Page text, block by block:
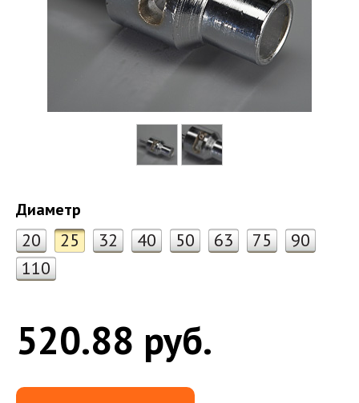
Диаметр
20 25 32 40 50 63 75
90
110
520.88 руб.